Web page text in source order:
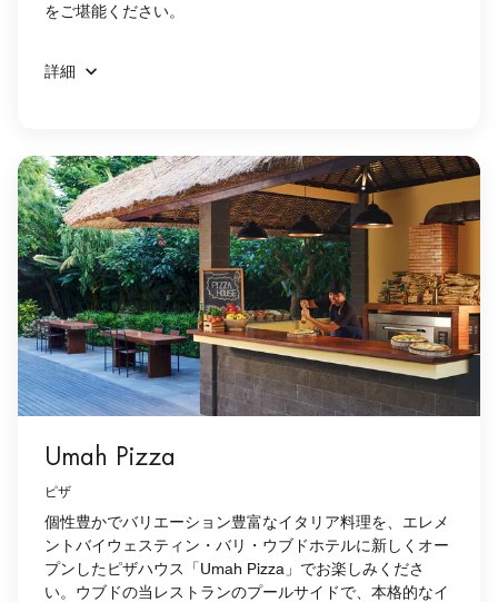
をご堪能ください。
詳細
Umah Pizza
ピザ
個性豊かでバリエーション豊富なイタリア料理を、エレメ
ントバイウェスティン・バリ・ウブドホテルに新しくオー
プンしたピザハウス「Umah Pizza」でお楽しみくださ
い。ウブドの当レストランのプールサイドで、本格的なイ